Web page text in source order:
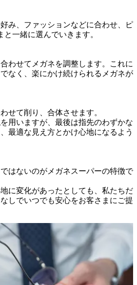
み、ファッションなどに合わせ、ピ
と一緒に選んでいきます。
わせてメガネを調整します。これに
なく、楽にかけ続けられるメガネが
せて削り、合体させます。
用いますが、最後は指先のわずかな
最適な見え方とかけ心地になるよう
はないのがメガネスーパーの特徴で
に変化があったとしても、私たちだ
しでいつでも安心をお客さまにご提